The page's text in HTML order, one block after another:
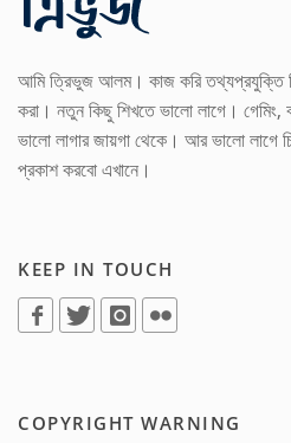
আমি ত্রিভুজ আলম। কাজ করি তথ্যপ্রযুক্তি
করা। নতুন কিছু শিখতে ভালো লাগে।
ভালো লাগার জায়গা থেকে। আর ভালো লাগে
প্রকাশ করবো এখানে।
KEEP IN TOUCH
COPYRIGHT WARNING